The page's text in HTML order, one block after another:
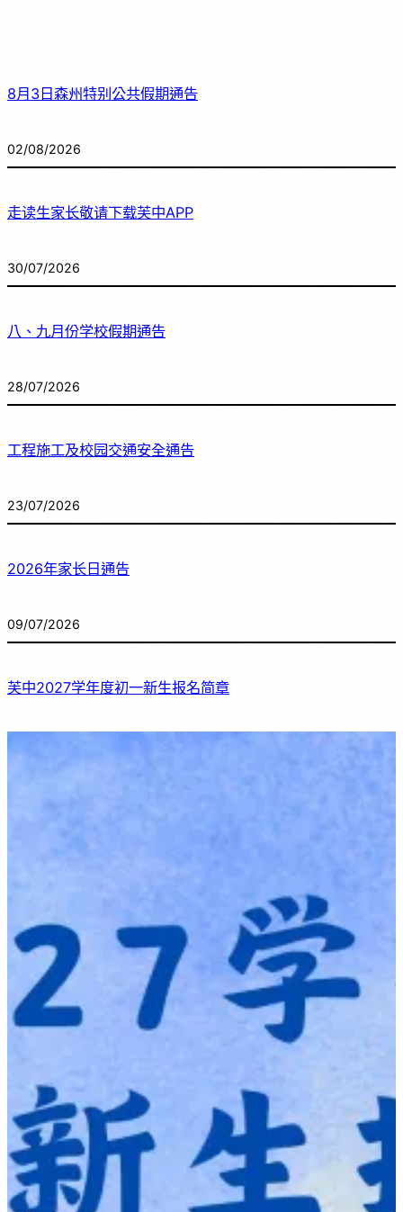
8月3日森州特别公共假期通告
02/08/2026
走读生家长敬请下载芙中APP
30/07/2026
八、九月份学校假期通告
28/07/2026
工程施工及校园交通安全通告
23/07/2026
2026年家长日通告
09/07/2026
芙中2027学年度初一新生报名简章